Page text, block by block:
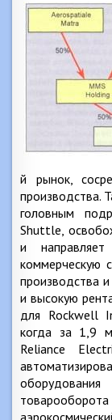
й рынок,
производства.
головным
Shuttle,
и
коммерческую
производства
и высокую
для Rockwell
когда за 1,9
Reliance